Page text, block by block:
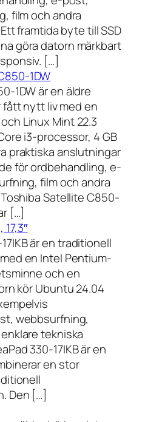
film och andra
framtida byte till SSD
göra datorn märkbart
[…]
1DW
1DW är en äldre
fått nytt liv med en
Linux Mint 22.3
i3-processor, 4 GB
praktiska anslutningar
för ordbehandling, e-
film och andra
Satellite C850-
[…]
är en traditionell
en Intel Pentium-
och en
kör Ubuntu 24.04
webbsurfning,
tekniska
330-17IKB är en
en stor
Den […]